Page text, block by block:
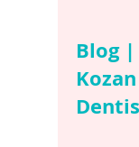
Blog